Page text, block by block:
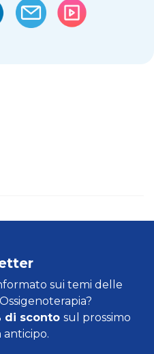
sui temi delle
di sconto sul prossimo
anticipo.